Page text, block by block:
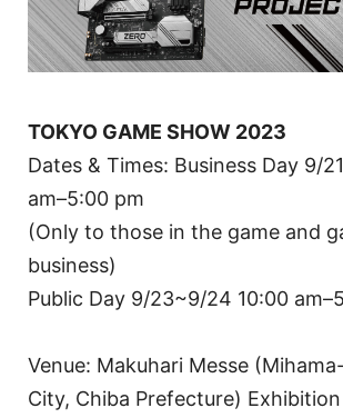
TOKYO GAME SHOW 2023
Dates & Times: Business Day 9/
am–5:00 pm
(Only to those in the game and
business)
Public Day 9/23~9/24 10:00
Venue: Makuhari Messe
City, Chiba Prefecture)